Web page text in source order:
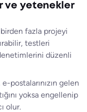
ve yetenekler
fazla projeyi
testleri
düzenli
postalarınızın gelen
yoksa engellenip
olur.